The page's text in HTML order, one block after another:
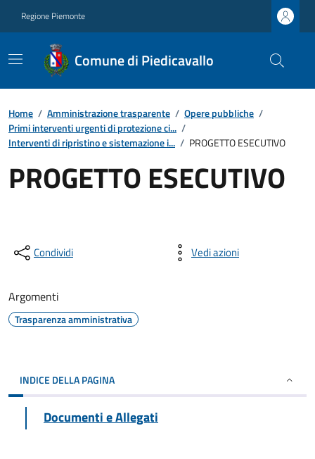
Regione Piemonte
Comune di Piedicavallo
Home / Amministrazione trasparente / Opere pubbliche /
Primi interventi urgenti di protezione ci... /
Interventi di ripristino e sistemazione i... / PROGETTO ESECUTIVO
PROGETTO ESECUTIVO
Condividi Vedi azioni
Argomenti
Trasparenza amministrativa
INDICE DELLA PAGINA
Documenti e Allegati